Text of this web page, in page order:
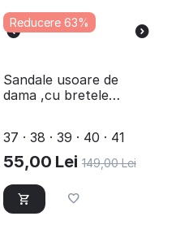
Reducere 63%
Sandale usoare de
dama ,cu bretele
37 · 38 · 39 · 40 · 41
55,00 Lei 149,00 Lei